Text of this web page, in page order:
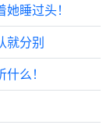
睡过头！
就分别
么！